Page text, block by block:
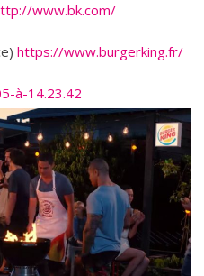
www.bk.com/
https://www.burgerking.fr/